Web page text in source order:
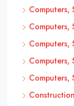
Computers,
Computers,
Computers,
Computers,
Computers,